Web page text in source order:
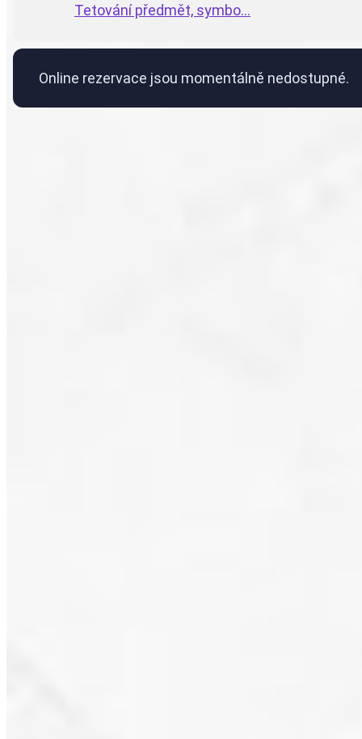
Tetování předmět, symbo...
Online rezervace jsou momentálně nedostupné.